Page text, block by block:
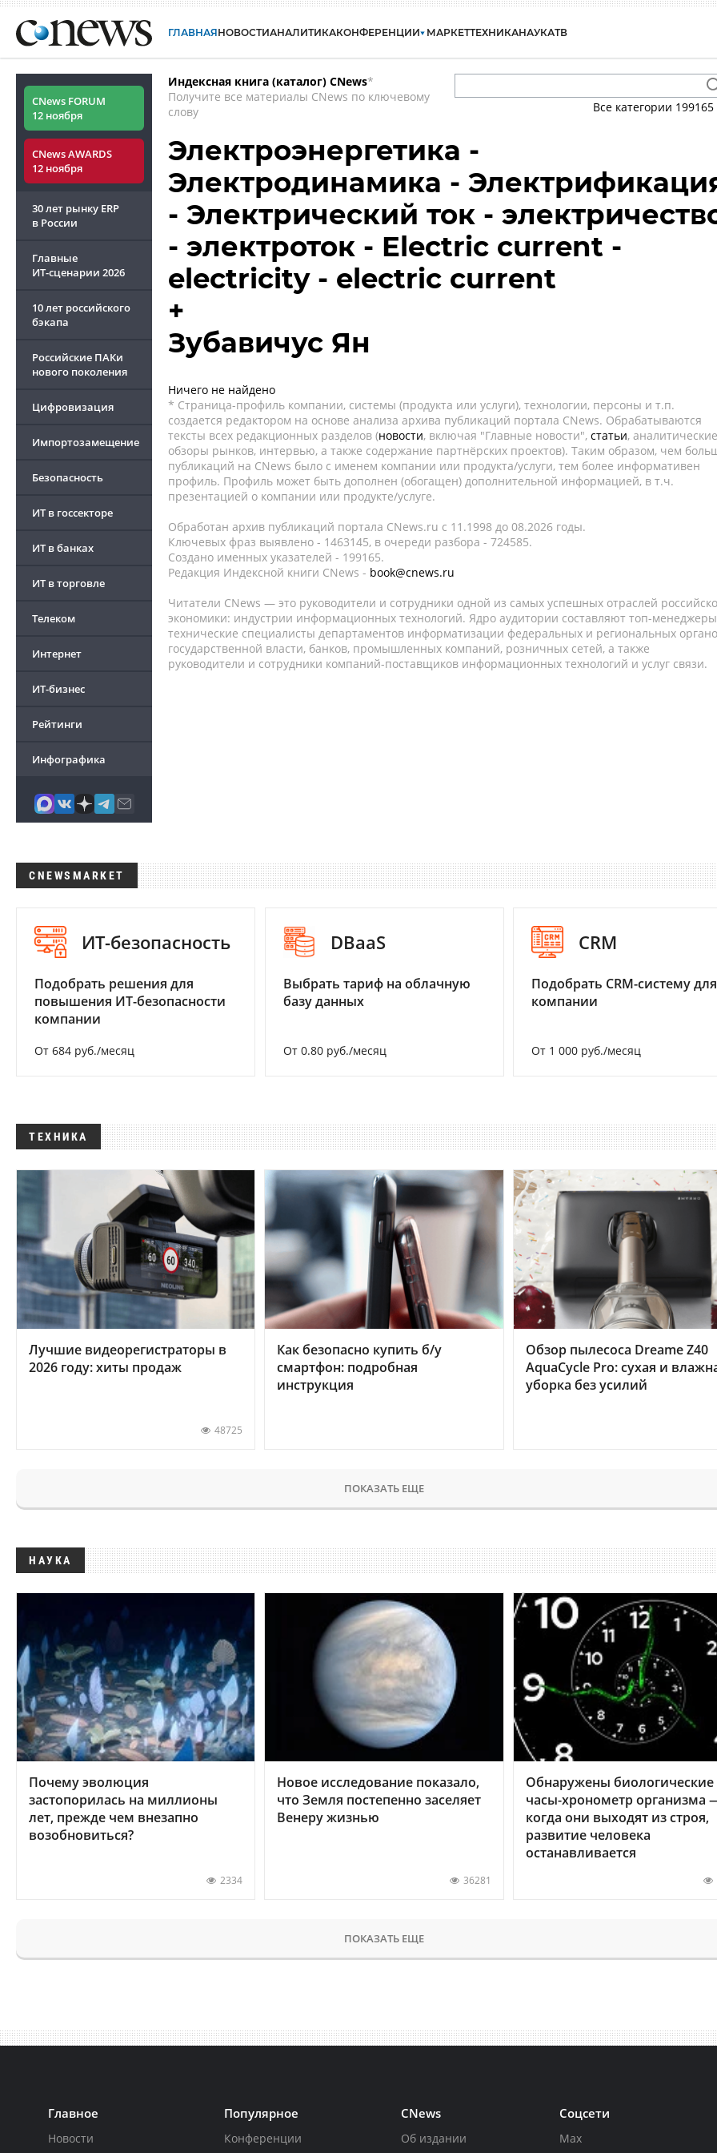
ГЛАВНАЯНОВОСТИАНАЛИТИКАКОНФЕРЕНЦИИ МАРКЕТТЕХНИКАНАУКАТВ
CNews FORUM
12 ноября
CNews AWARDS
12 ноября
30 лет рынку ERP
в России
Главные
ИТ-сценарии 2026
10 лет российского
бэкапа
Российские ПАКи
нового поколения
Цифровизация
Импортозамещение
Безопасность
ИТ в госсекторе
ИТ в банках
ИТ в торговле
Телеком
Интернет
ИТ-бизнес
Рейтинги
Инфографика
Индексная книга (каталог) CNews*
Получите все материалы CNews по ключевому
слову
Все категории 199165
Электроэнергетика -
Электродинамика -
- Электрический ток -
- электроток - Electric current -
electricity - electric current
+
Зубавичус Ян
Ничего не найдено
* Страница-профиль компании, системы (продукта или услуги), технологии, персоны и т.п.
создается редактором на основе анализа архива публикаций портала CNews. Обрабатываются
тексты всех редакционных разделов (новости, включая "Главные новости", статьи, аналитические
обзоры рынков, интервью, а также содержание партнёрских проектов). Таким образом, чем
публикаций на CNews было с именем компании или продукта/услуги, тем более информативен
профиль. Профиль может быть дополнен (обогащен) дополнительной информацией, в т.ч.
презентацией о компании или продукте/услуге.
Обработан архив публикаций портала CNews.ru c 11.1998 до 08.2026 годы.
Ключевых фраз выявлено - 1463145, в очереди разбора - 724585.
Создано именных указателей - 199165.
Редакция Индексной книги CNews - book@cnews.ru
Читатели CNews — это руководители и сотрудники одной из самых успешных отраслей
экономики: индустрии информационных технологий. Ядро аудитории составляют топ-
технические специалисты департаментов информатизации федеральных и региональных
государственной власти, банков, промышленных компаний, розничных сетей, а также
руководители и сотрудники компаний-поставщиков информационных технологий и услуг связи.
CNEWSMARKET
ИТ-безопасность
Подобрать решения для
повышения ИТ-безопасности
компании
От 684 руб./месяц
DBaaS
Выбрать тариф на облачную
базу данных
От 0.80 руб./месяц
CRM
Подобрать CRM-систему для
компании
От 1 000 руб./месяц
ТЕХНИКА
Лучшие видеорегистраторы в
2026 году: хиты продаж
48725
Как безопасно купить б/у
смартфон: подробная
инструкция
Обзор пылесоса Dreame Z40
AquaCycle Pro: сухая и
уборка без усилий
ПОКАЗАТЬ ЕЩЕ
НАУКА
Почему эволюция
застопорилась на миллионы
лет, прежде чем внезапно
возобновиться?
2334
Новое исследование показало,
что Земля постепенно заселяет
Венеру жизнью
36281
Обнаружены биологические
часы-хронометр организма
когда они выходят из строя,
развитие человека
останавливается
ПОКАЗАТЬ ЕЩЕ
Главное
Новости
Популярное
Конференции
CNews
Об издании
Соцсети
Max